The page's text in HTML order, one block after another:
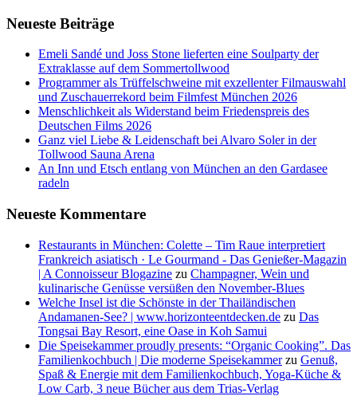
Neueste Beiträge
Emeli Sandé und Joss Stone lieferten eine Soulparty der
Extraklasse auf dem Sommertollwood
Programmer als Trüffelschweine mit exzellenter Filmauswahl
und Zuschauerrekord beim Filmfest München 2026
Menschlichkeit als Widerstand beim Friedenspreis des
Deutschen Films 2026
Ganz viel Liebe & Leidenschaft bei Alvaro Soler in der
Tollwood Sauna Arena
An Inn und Etsch entlang von München an den Gardasee
radeln
Neueste Kommentare
Restaurants in München: Colette – Tim Raue interpretiert
Frankreich asiatisch · Le Gourmand - Das Genießer-Magazin
| A Connoisseur Blogazine zu Champagner, Wein und
kulinarische Genüsse versüßen den November-Blues
Welche Insel ist die Schönste in der Thailändischen
Andamanen-See? | www.horizonteentdecken.de zu Das
Tongsai Bay Resort, eine Oase in Koh Samui
Die Speisekammer proudly presents: “Organic Cooking”. Das
Familienkochbuch | Die moderne Speisekammerzu Genuß,
Spaß & Energie mit dem Familienkochbuch, Yoga-Küche &
Low Carb, 3 neue Bücher aus dem Trias-Verlag